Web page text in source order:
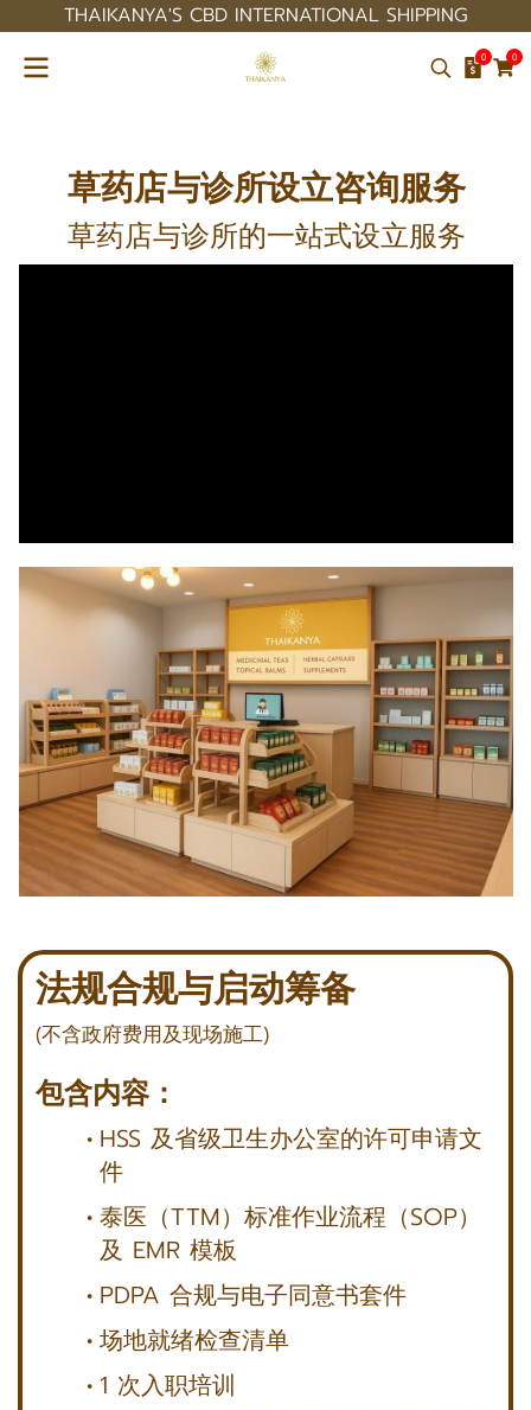
THAIKANYA'S CBD INTERNATIONAL SHIPPING
0 0
草药店与诊所设立咨询服务
草药店与诊所的一站式设立服务
法规合规与启动筹备
(不含政府费用及现场施工)
包含内容：
HSS 及省级卫生办公室的许可申请文
件
泰医（TTM）标准作业流程（SOP）
及 EMR 模板
PDPA 合规与电子同意书套件
场地就绪检查清单
1 次入职培训